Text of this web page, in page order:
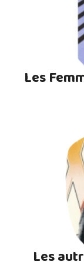
Les
Les